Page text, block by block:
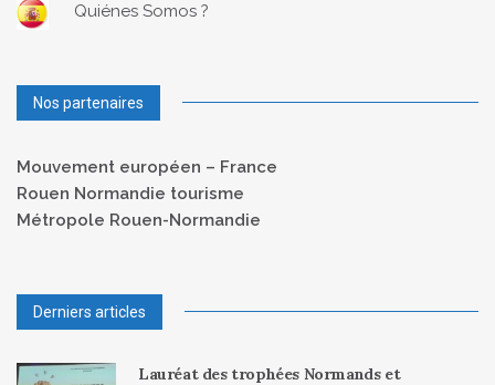
Quiénes Somos ?
Nos partenaires
Mouvement européen – France
Rouen Normandie tourisme
Métropole Rouen-Normandie
Derniers articles
Lauréat des trophées Normands et